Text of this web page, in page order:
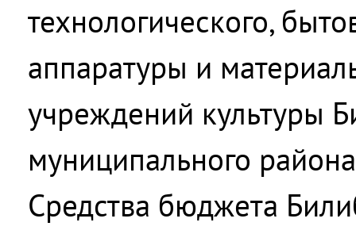
технологического,
аппаратуры и
учреждений культуры
муниципального
Средства бюджета